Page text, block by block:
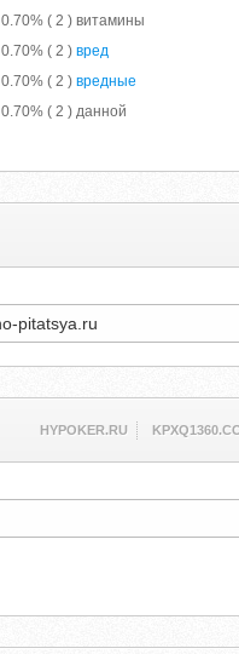
0.70% ( 2 ) витамины
0.70% ( 2 ) вред
0.70% ( 2 ) вредные
0.70% ( 2 ) данной
HYPOKER.RU